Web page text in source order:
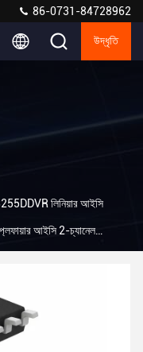
86-0731-84728962
উদ্ধৃতি
লিনিয়ার আইসি
আইসি 2-চ্যানেল